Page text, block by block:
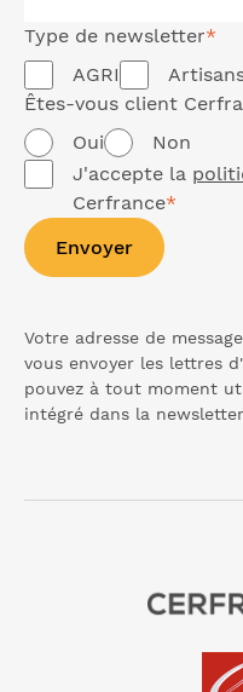
Type de newsletter*
AGRI
Êtes-vous client
Oui
Non
J'accepte la
Cerfrance*
Envoyer
Votre adresse de
vous envoyer les lettres
pouvez à tout moment
intégré dans la newsletter